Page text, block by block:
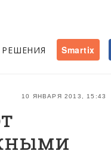
РЕШЕНИЯ Smartix
10 ЯНВАРЯ 2013, 15:43